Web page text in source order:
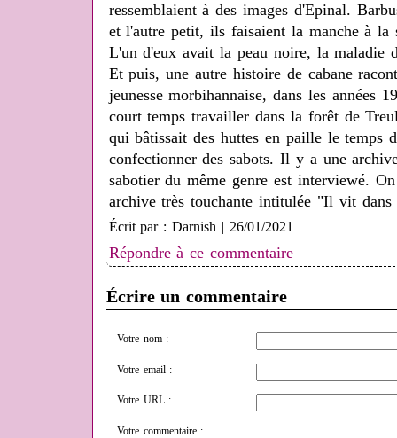
ressemblaient à des images d'Epinal.
et l'autre petit, ils faisaient la manche à la
L'un d'eux avait la peau noire, la maladie
Et puis, une autre histoire de cabane
jeunesse morbihannaise, dans les années
court temps travailler dans la forêt de
qui bâtissait des huttes en paille le temps
confectionner des sabots. Il y a une
sabotier du même genre est interviewé.
archive très touchante intitulée "Il vit
Écrit par : Darnish | 26/01/2021
Répondre à ce commentaire
Écrire un commentaire
Votre nom :
Votre email :
Votre URL :
Votre commentaire :